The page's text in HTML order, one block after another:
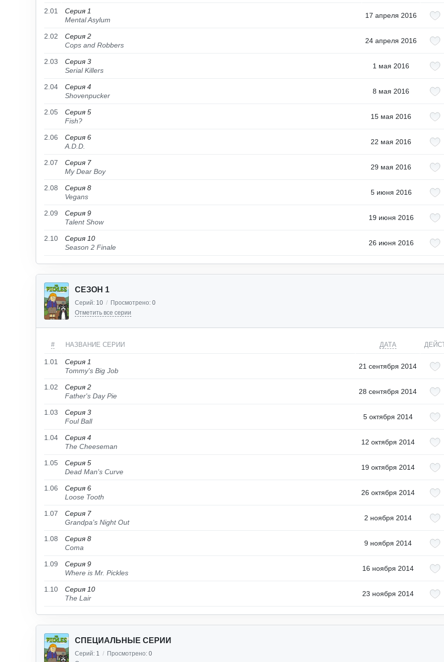
2.01
Серия 1
Mental Asylum
17 апреля 2016
2.02
Серия 2
Cops and Robbers
24 апреля 2016
2.03
Серия 3
Serial Killers
1 мая 2016
2.04
Серия 4
Shovenpucker
8 мая 2016
2.05
Серия 5
Fish?
15 мая 2016
2.06
Серия 6
A.D.D.
22 мая 2016
2.07
Серия 7
My Dear Boy
29 мая 2016
2.08
Серия 8
Vegans
5 июня 2016
2.09
Серия 9
Talent Show
19 июня 2016
2.10
Серия 10
Season 2 Finale
26 июня 2016
СЕЗОН 1
Серий: 10 / Просмотрено: 0
Отметить все серии
# НАЗВАНИЕ СЕРИИ ДАТА
1.01
Серия 1
Tommy's Big Job
21 сентября 2014
1.02
Серия 2
Father's Day Pie
28 сентября 2014
1.03
Серия 3
Foul Ball
5 октября 2014
1.04
Серия 4
The Cheeseman
12 октября 2014
1.05
Серия 5
Dead Man's Curve
19 октября 2014
1.06
Серия 6
Loose Tooth
26 октября 2014
1.07
Серия 7
Grandpa's Night Out
2 ноября 2014
1.08
Серия 8
Coma
9 ноября 2014
1.09
Серия 9
Where is Mr. Pickles
16 ноября 2014
1.10
Серия 10
The Lair
23 ноября 2014
СПЕЦИАЛЬНЫЕ СЕРИИ
Серий: 1 / Просмотрено: 0